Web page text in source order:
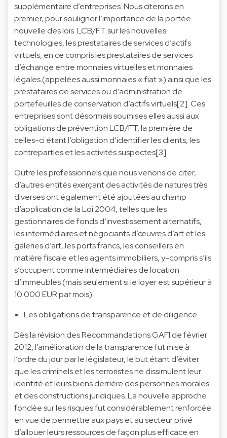
supplémentaire d’entreprises. Nous citerons en
premier, pour souligner l’importance de la portée
nouvelle des lois LCB/FT sur les nouvelles
technologies, les prestataires de services d’actifs
virtuels, en ce compris les prestataires de services
d’échange entre monnaies virtuelles et monnaies
légales (appelées aussi monnaies « fiat ») ainsi que les
prestataires de services ou d’administration de
portefeuilles de conservation d’actifs virtuels[2]. Ces
entreprises sont désormais soumises elles aussi aux
obligations de prévention LCB/FT, la première de
celles-ci étant l’obligation d’identifier les clients, les
contreparties et les activités suspectes[3].
Outre les professionnels que nous venons de citer,
d’autres entités exerçant des activités de natures très
diverses ont également été ajoutées au champ
d’application de la Loi 2004, telles que les
gestionnaires de fonds d’investissement alternatifs,
les intermédiaires et négociants d’œuvres d’art et les
galeries d’art, les ports francs, les conseillers en
matière fiscale et les agents immobiliers, y-compris s’ils
s’occupent comme intermédiaires de location
d’immeubles (mais seulement si le loyer est supérieur à
10.000 EUR par mois).
Les obligations de transparence et de diligence
Dès la révision des Recommandations GAFI de février
2012, l’amélioration de la transparence fut mise à
l’ordre du jour par le législateur, le but étant d’éviter
que les criminels et les terroristes ne dissimulent leur
identité et leurs biens derrière des personnes morales
et des constructions juridiques. La nouvelle approche
fondée sur les risques fut considérablement renforcée
en vue de permettre aux pays et au secteur privé
d’allouer leurs ressources de façon plus efficace en